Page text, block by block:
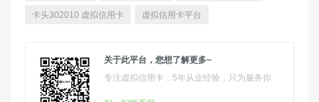
卡头302010 虚拟信用卡 虚拟信用卡平台
关于此平台，您想了解更多~
专注虚拟信用卡，5年从业经验，只为服务你